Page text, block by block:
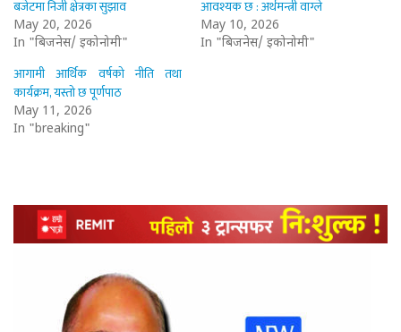
बजेटमा निजी क्षेत्रका सुझाव
May 20, 2026
In "बिजनेस/ इकोनोमी"
आवश्यक छ : अर्थमन्त्री वाग्ले
May 10, 2026
In "बिजनेस/ इकोनोमी"
आगामी आर्थिक वर्षको नीति तथा
कार्यक्रम, यस्तो छ पूर्णपाठ
May 11, 2026
In "breaking"